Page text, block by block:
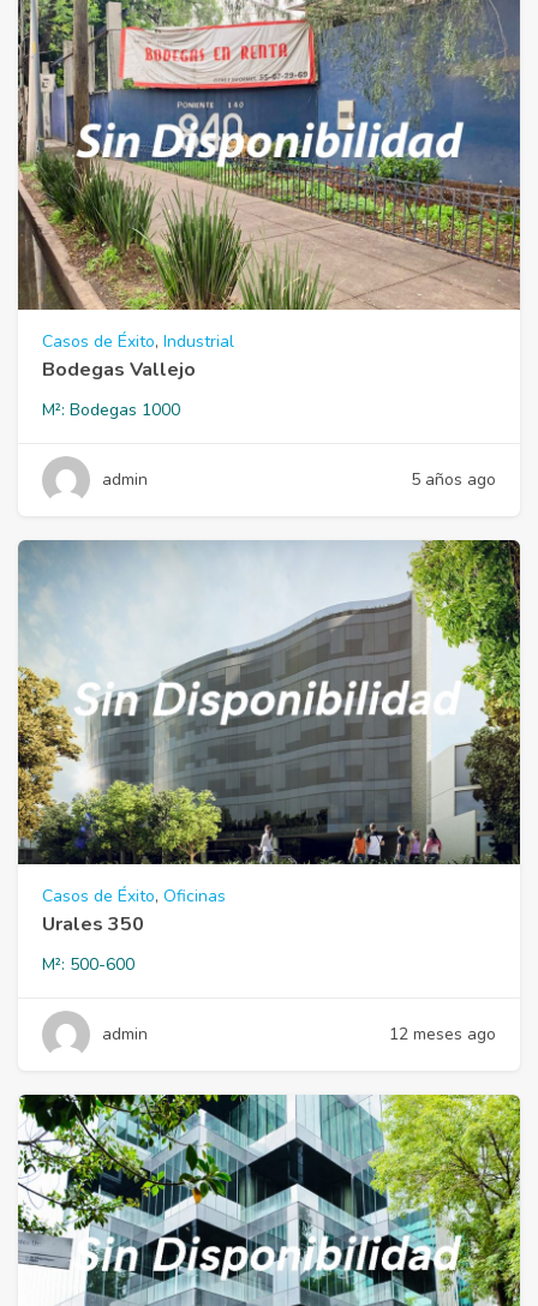
Casos de Éxito, Industrial
Bodegas Vallejo
M²: Bodegas 1000
admin 5 años ago
Casos de Éxito, Oficinas
Urales 350
M²: 500-600
admin 12 meses ago